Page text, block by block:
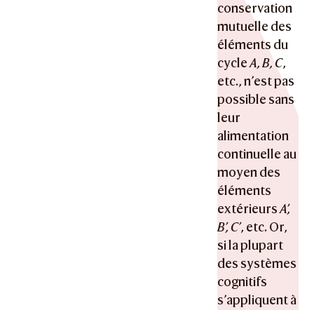
conservation
mutuelle des
éléments du
cycleA, B, C,
etc., n’est pas
possible sans
leur
alimentation
continuelle au
moyen des
éléments
extérieursA’,
B’, C’, etc. Or,
si la plupart
des systèmes
cognitifs
s’appliquent à